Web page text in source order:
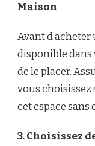
Maison
Avant d’acheter
disponible dans
de le placer.
vous choisissez
cet espace sans
3. Choisissez